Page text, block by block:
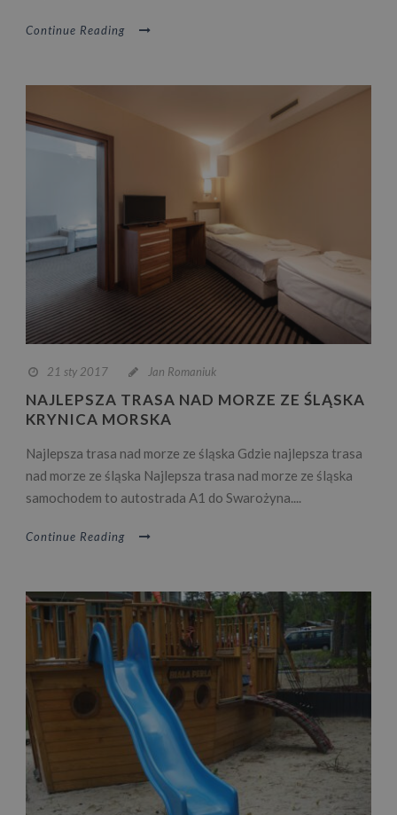
Continue Reading
21 sty 2017 Jan Romaniuk
NAJLEPSZA TRASA NAD MORZE ZE ŚLĄSKA
KRYNICA MORSKA
Najlepsza trasa nad morze ze śląska Gdzie najlepsza trasa
nad morze ze śląska Najlepsza trasa nad morze ze śląska
samochodem to autostrada A1 do Swarożyna....
Continue Reading